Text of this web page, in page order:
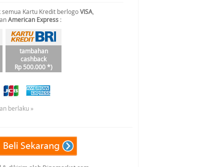
Kartu Kredit berlogoVISA
American Express :
tambahan
cashback
Rp 500.000 *)
berlaku »